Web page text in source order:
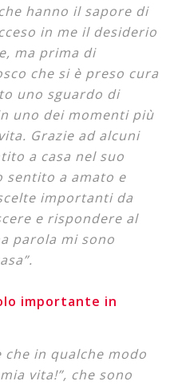
hanno il sapore di
in me il desiderio
ma prima di
che si è preso cura
uno sguardo di
uno dei momenti più
Grazie ad alcuni
a casa nel suo
sentito a amato e
importanti da
e rispondere al
parola mi sono
importante in
in qualche modo
vita!”, che sono